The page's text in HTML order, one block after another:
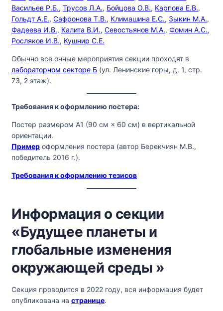
Васильев Р.Б., Трусов Л.А., Бойцова О.В., Карпова Е.В.,
Гольдт А.Е., Сафронова Т.В., Климашина Е.С., Зыкин М.А.,
Фадеева И.В., Калита В.И., Севостьянов М.А., Фомин А.С.,
Росляков И.В., Кушнир С.Е.
Обычно все очные мероприятия секции проходят в
лабораторном секторе Б (ул. Ленинские горы, д. 1, стр.
73, 2 этаж).
Требования к оформлению постера:
Постер размером A1 (90 см × 60 см) в вертикальной
ориентации.
Пример оформления постера (автор Берекчиян М.В.,
победитель 2016 г.).
Требования к оформлению тезисов
Информация о секции
«Будущее планеты и
глобальные изменения
окружающей среды »
Секция проводится в 2022 году, вся информация будет
опубликована на странице.